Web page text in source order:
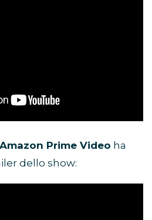
Prime Video ha
dello show: